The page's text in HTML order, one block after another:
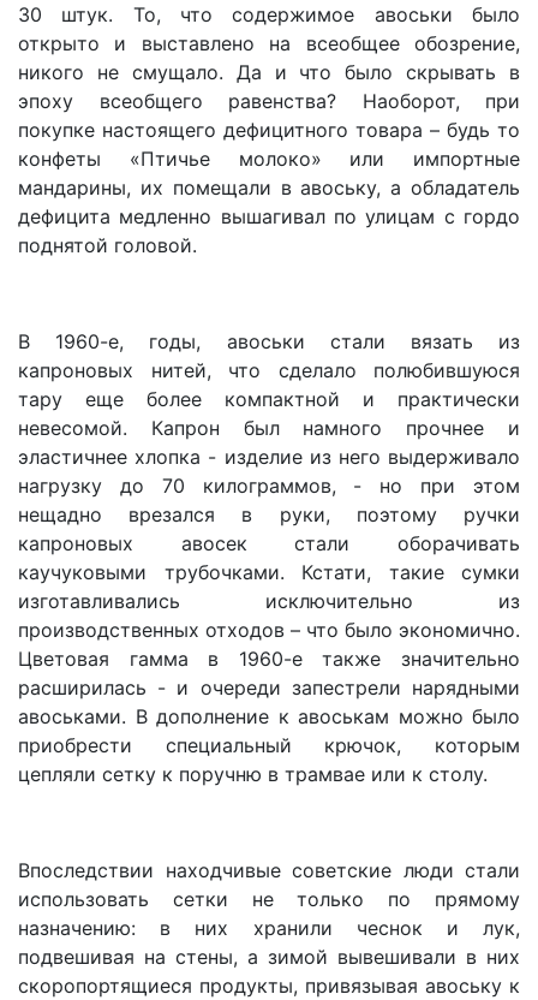
30 штук. То, что содержимое авоськи было
открыто и выставлено на всеобщее обозрение,
никого не смущало. Да и что было скрывать в
эпоху всеобщего равенства? Наоборот, при
покупке настоящего дефицитного товара – будь то
конфеты «Птичье молоко» или импортные
мандарины, их помещали в авоську, а обладатель
дефицита медленно вышагивал по улицам с гордо
поднятой головой.
В 1960-е, годы, авоськи стали вязать из
капроновых нитей, что сделало полюбившуюся
тару еще более компактной и практически
невесомой. Капрон был намного прочнее и
эластичнее хлопка - изделие из него выдерживало
нагрузку до 70 килограммов, - но при этом
нещадно врезался в руки, поэтому ручки
капроновых авосек стали оборачивать
каучуковыми трубочками. Кстати, такие сумки
изготавливались исключительно из
производственных отходов – что было экономично.
Цветовая гамма в 1960-е также значительно
расширилась - и очереди запестрели нарядными
авоськами. В дополнение к авоськам можно было
приобрести специальный крючок, которым
цепляли сетку к поручню в трамвае или к столу.
Впоследствии находчивые советские люди стали
использовать сетки не только по прямому
назначению: в них хранили чеснок и лук,
подвешивая на стены, а зимой вывешивали в них
скоропортящиеся продукты, привязывая авоську к